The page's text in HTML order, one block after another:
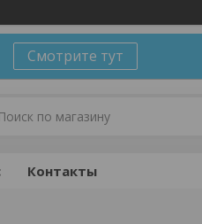
Смотрите тут
Контакты